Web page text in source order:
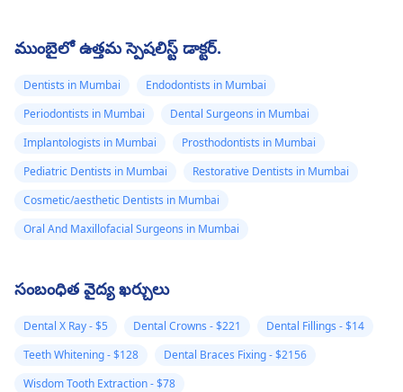
ముంబైలో ఉత్తమ స్పెషలిస్ట్ డాక్టర్.
Dentists in Mumbai
Endodontists in Mumbai
Periodontists in Mumbai
Dental Surgeons in Mumbai
Implantologists in Mumbai
Prosthodontists in Mumbai
Pediatric Dentists in Mumbai
Restorative Dentists in Mumbai
Cosmetic/aesthetic Dentists in Mumbai
Oral And Maxillofacial Surgeons in Mumbai
సంబంధిత వైద్య ఖర్చులు
Dental X Ray - $5 Dental Crowns - $221
Dental Fillings - $14
Teeth Whitening - $128
Dental Braces Fixing - $2156
Wisdom Tooth Extraction - $78